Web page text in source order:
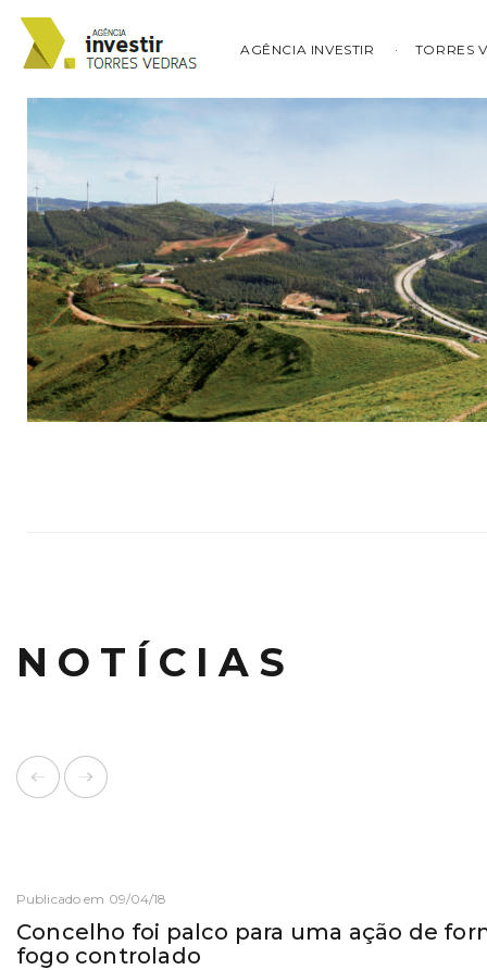
AGÊNCIA INVESTIR TORRES
NOTÍCIAS
Publicado em 09/04/18
Concelho foi palco para uma ação de
fogo controlado